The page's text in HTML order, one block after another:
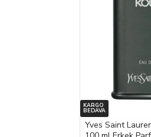
KARGO
BEDAVA
Yves Saint